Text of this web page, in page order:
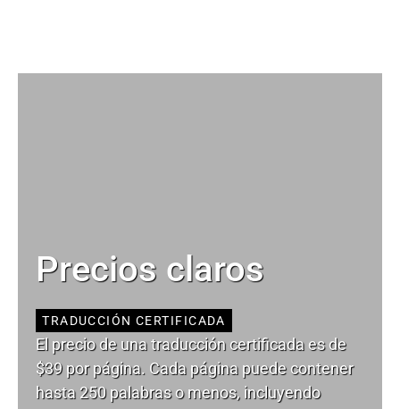
Precios claros
TRADUCCIÓN CERTIFICADA
El precio de una traducción certificada es de
$39 por página. Cada página puede contener
hasta 250 palabras o menos, incluyendo